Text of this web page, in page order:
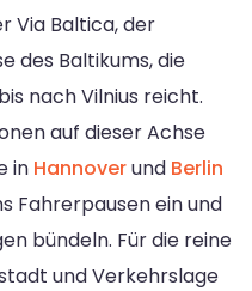
Via Baltica, der
des Baltikums, die
nach Vilnius reicht.
auf dieser Achse
in Hannoverund Berlin
Fahrerpausen ein und
bündeln. Für die reine
und Verkehrslage